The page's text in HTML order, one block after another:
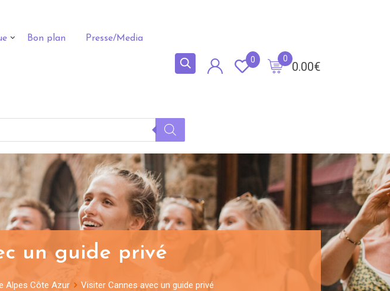
Bon plan Presse/Media
0.00€
0
0
un guide privé
Alpes Côte Azur Visiter Cannes avec un guide privé